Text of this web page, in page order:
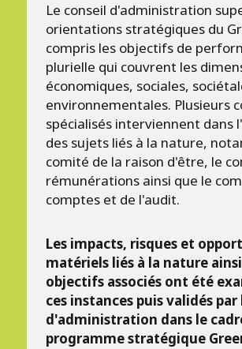
Le conseil d'administration
orientations stratégiques du
compris les objectifs de
plurielle qui couvrent les
économiques, sociales,
environnementales. Plusieurs
spécialisés interviennent dans
des sujets liés à la nature,
comité de la raison d'être, le
rémunérations ainsi que le
comptes et de l'audit.
Les impacts, risques et
matériels liés à la nature
objectifs associés ont été
ces instances puis validés par
d'administration dans le
programme stratégique